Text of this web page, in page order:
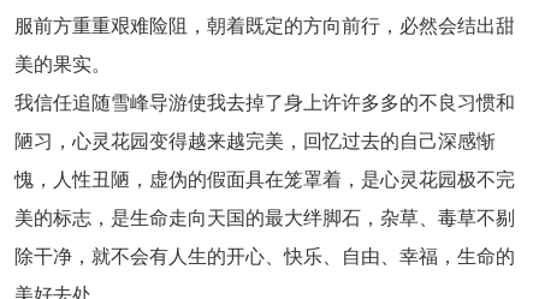
服前方重重艰难险阻，朝着既定的方向前行，必然会结出甜
美的果实。
我信任追随雪峰导游使我去掉了身上许许多多的不良习惯和
陋习，心灵花园变得越来越完美，回忆过去的自己深感惭
愧，人性丑陋，虚伪的假面具在笼罩着，是心灵花园极不完
美的标志，是生命走向天国的最大绊脚石，杂草、毒草不剔
除干净，就不会有人生的开心、快乐、自由、幸福，生命的
美好去处。